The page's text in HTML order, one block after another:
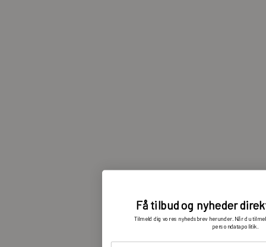
Få tilbud og nyheder
Tilmeld dig vores nyhedsbrev herunder. Når du
persondatapolitik.